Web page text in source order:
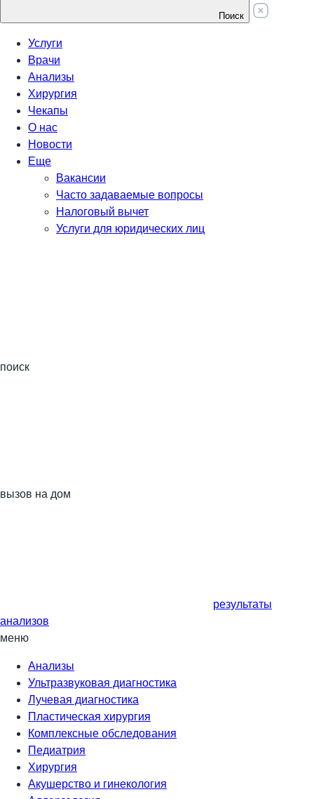
Поиск
Услуги
Врачи
Анализы
Хирургия
Чекапы
О нас
Новости
Еще
Вакансии
Часто задаваемые вопросы
Налоговый вычет
Услуги для юридических лиц
поиск
вызов на дом
результаты
анализов
меню
Анализы
Ультразвуковая диагностика
Лучевая диагностика
Пластическая хирургия
Комплексные обследования
Педиатрия
Хирургия
Акушерство и гинекология